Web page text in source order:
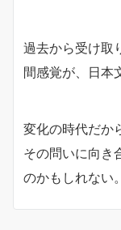
過去から受け取
間感覚が、日本
変化の時代だか
その問いに向き
のかもしれない。